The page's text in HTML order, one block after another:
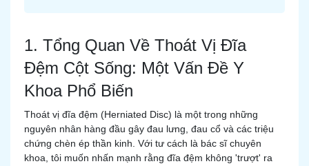
1. Tổng Quan Về Thoát Vị Đĩa
Đệm Cột Sống: Một Vấn Đề Y
Khoa Phổ Biến
Thoát vị đĩa đệm (Herniated Disc) là một trong những
nguyên nhân hàng đầu gây đau lưng, đau cổ và các triệu
chứng chèn ép thần kinh. Với tư cách là bác sĩ chuyên
khoa, tôi muốn nhấn mạnh rằng đĩa đệm không 'trượt' ra